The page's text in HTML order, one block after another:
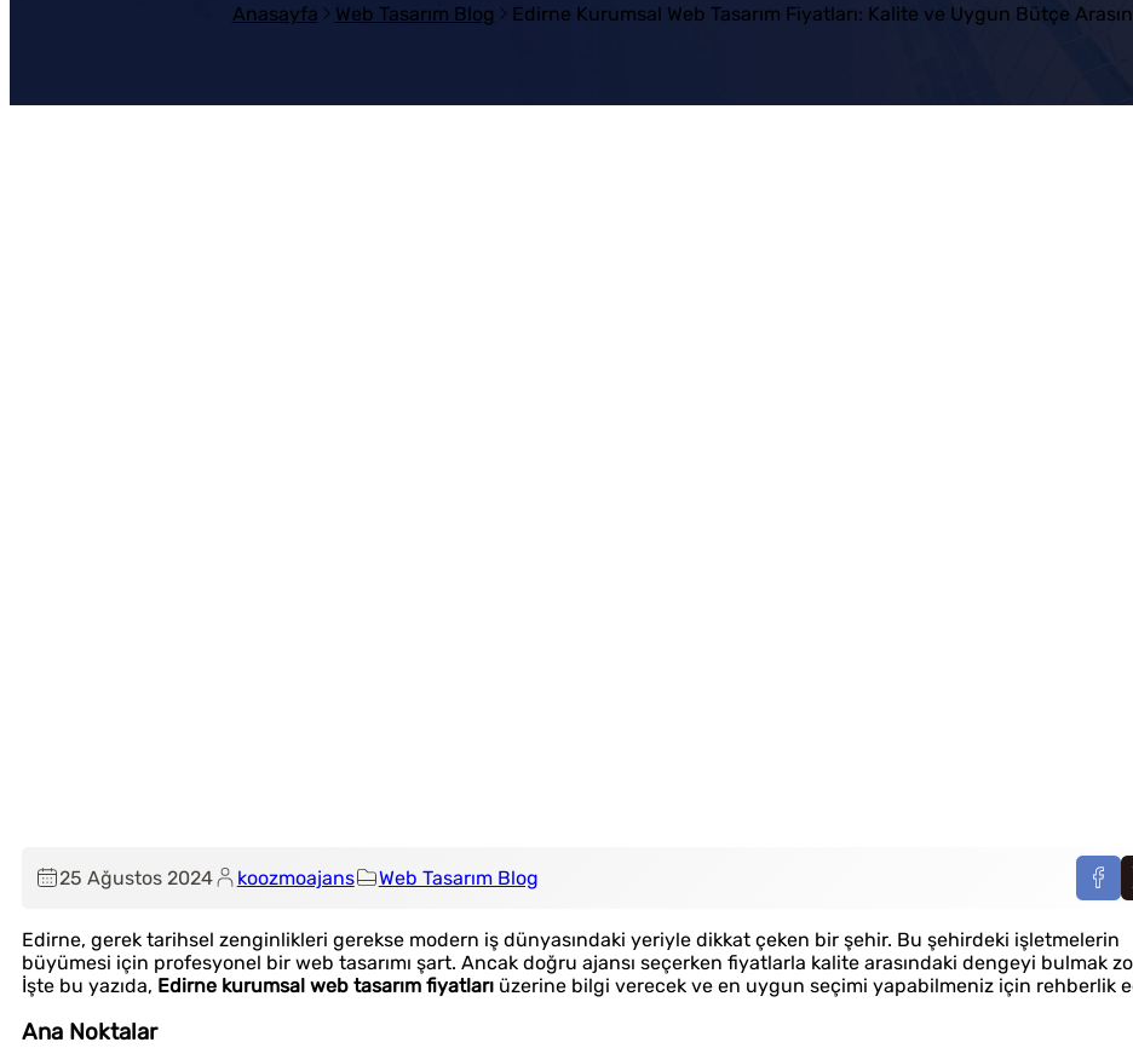
Anasayfa Web Tasarım Blog Edirne Kurumsal Web Tasarım Fiyatları: Kalite ve Uygun Bütçe
25 Ağustos 2024 koozmoajans Web Tasarım Blog
Edirne, gerek tarihsel zenginlikleri gerekse modern iş dünyasındaki yeriyle dikkat çeken bir şehir. Bu şehirdeki işletmelerin
büyümesi için profesyonel bir web tasarımı şart. Ancak doğru ajansı seçerken fiyatlarla kalite arasındaki dengeyi bulmak
İşte bu yazıda, Edirne kurumsal web tasarım fiyatları üzerine bilgi verecek ve en uygun seçimi yapabilmeniz için rehberlik
Ana Noktalar